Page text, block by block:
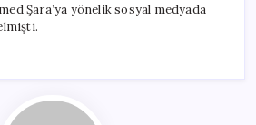
Şara’ya yönelik sosyal medyada